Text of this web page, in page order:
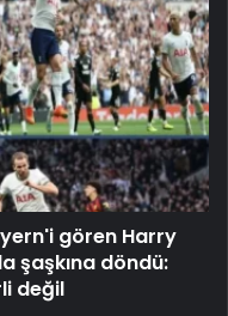
gören Harry
şaşkına döndü:
değil